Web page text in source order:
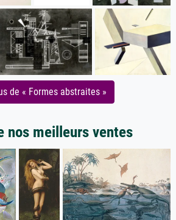
de « Formes abstraites »
nos meilleurs ventes